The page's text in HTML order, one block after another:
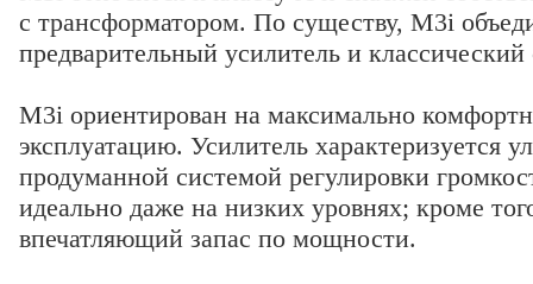
с трансформатором. По существу, M3i
предварительный усилитель и классический
M3i ориентирован на максимально
эксплуатацию. Усилитель характеризуется
продуманной системой регулировки
идеально даже на низких уровнях; кроме
впечатляющий запас по мощности.